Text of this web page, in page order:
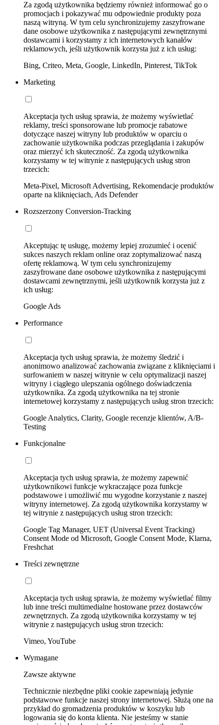
Za zgodą użytkownika będziemy również informować go o
promocjach i pokazywać mu odpowiednie produkty poza
naszą witryną. W tym celu synchronizujemy zaszyfrowane
dane osobowe użytkownika z następującymi zewnętrznymi
dostawcami i korzystamy z ich internetowych kanałów
reklamowych, jeśli użytkownik korzysta już z ich usług:
Bing, Criteo, Meta, Google, LinkedIn, Pinterest, TikTok
Marketing
Akceptacja tych usług sprawia, że możemy wyświetlać
reklamy, treści sponsorowane lub promocje rabatowe
dotyczące naszej witryny lub produktów w oparciu o
zachowanie użytkownika podczas przeglądania i zakupów
oraz mierzyć ich skuteczność. Za zgodą użytkownika
korzystamy w tej witrynie z następujących usług stron
trzecich:
Meta-Pixel, Microsoft Advertising, Rekomendacje produktów
oparte na kliknięciach, Ads Defender
Rozszerzony Conversion-Tracking
Akceptując tę usługę, możemy lepiej zrozumieć i ocenić
sukces naszych reklam online oraz zoptymalizować naszą
ofertę reklamową. W tym celu synchronizujemy
zaszyfrowane dane osobowe użytkownika z następującymi
dostawcami zewnętrznymi, jeśli użytkownik korzysta już z
ich usług:
Google Ads
Performance
Akceptacja tych usług sprawia, że możemy śledzić i
anonimowo analizować zachowania związane z kliknięciami i
surfowaniem w naszej witrynie w celu optymalizacji naszej
witryny i ciągłego ulepszania ogólnego doświadczenia
użytkownika. Za zgodą użytkownika na tej stronie
internetowej korzystamy z następujących usług stron trzecich:
Google Analytics, Clarity, Google recenzje klientów, A/B-
Testing
Funkcjonalne
Akceptacja tych usług sprawia, że możemy zapewnić
użytkownikowi funkcje wykraczające poza funkcje
podstawowe i umożliwić mu wygodne korzystanie z naszej
witryny internetowej. Za zgodą użytkownika korzystamy w
tej witrynie z następujących usług stron trzecich:
Google Tag Manager, UET (Universal Event Tracking)
Consent Mode od Microsoft, Google Consent Mode, Klarna,
Freshchat
Treści zewnętrzne
Akceptacja tych usług sprawia, że możemy wyświetlać filmy
lub inne treści multimedialne hostowane przez dostawców
zewnętrznych. Za zgodą użytkownika korzystamy w tej
witrynie z następujących usług stron trzecich:
Vimeo, YouTube
Wymagane
Zawsze aktywne
Technicznie niezbędne pliki cookie zapewniają jedynie
podstawowe funkcje naszej strony internetowej. Służą one na
przykład do gromadzenia produktów w koszyku lub
logowania się do konta klienta. Nie jesteśmy w stanie